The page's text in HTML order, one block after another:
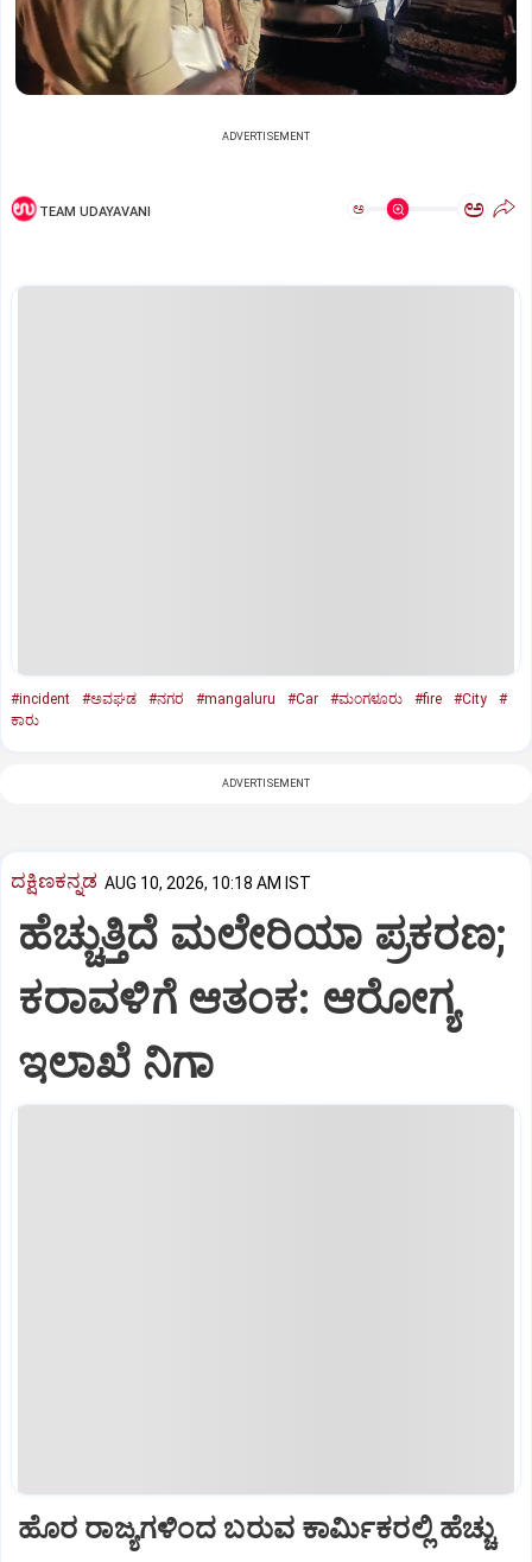
ADVERTISEMENT
TEAM UDAYAVANI ಅ ಅ
#incident #ಅವಘಡ #ನಗರ #mangaluru #Car #ಮಂಗಳೂರು #fire #City
#
ಕಾರು
ADVERTISEMENT
ದಕ್ಷಿಣಕನ್ನಡ AUG 10, 2026, 10:18 AM IST
ಹೆಚ್ಚುತ್ತಿದೆ ಮಲೇರಿಯಾ ಪ್ರಕರಣ;
ಕರಾವಳಿಗೆ ಆತಂಕ: ಆರೋಗ್ಯ
ಇಲಾಖೆ ನಿಗಾ
ಹೊರ ರಾಜ್ಯಗಳಿಂದ ಬರುವ ಕಾರ್ಮಿಕರಲ್ಲಿ ಹೆಚ್ಚು